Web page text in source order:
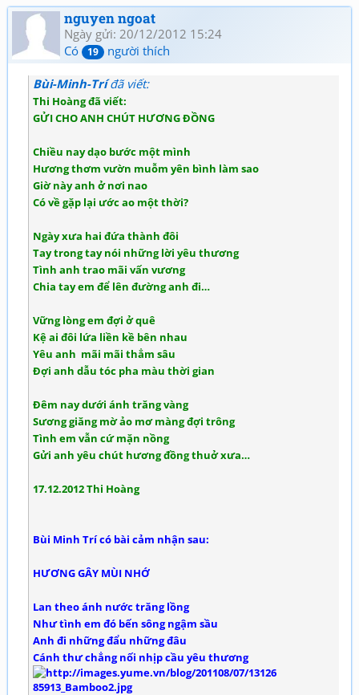
nguyen ngoat
Ngày gửi: 20/12/2012 15:24
Có
19 người thích
Bùi-Minh-Tríđã viết:
Thi Hoàng đã viết:
GỬI CHO ANH CHÚT HƯƠNG ĐỒNG
Chiều nay dạo bước một mình
Hương thơm vườn muỗm yên bình làm sao
Giờ này anh ở nơi nao
Có về gặp lại ước ao một thời?
Ngày xưa hai đứa thành đôi
Tay trong tay nói những lời yêu thương
Tình anh trao mãi vấn vương
Chia tay em để lên đường anh đi…
Vững lòng em đợi ở quê
Kệ ai đôi lứa liền kề bên nhau
Yêu anh mãi mãi thẳm sâu
Đợi anh dẫu tóc pha màu thời gian
Đêm nay dưới ánh trăng vàng
Sương giăng mờ ảo mơ màng đợi trông
Tình em vẫn cứ mặn nồng
Gửi anh yêu chút hương đồng thuở xưa…
17.12.2012 Thi Hoàng
Bùi Minh Trí có bài cảm nhận sau:
HƯƠNG GÂY MÙI NHỚ
Lan theo ánh nước trăng lồng
Như tình em đó bến sông ngậm sầu
Anh đi những đẩu những đâu
Cánh thư chẳng nối nhịp cầu yêu thương